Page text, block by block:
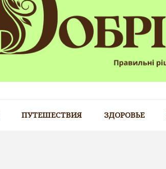
ПУТЕШЕСТВИЯ ЗДОРОВЬЕ